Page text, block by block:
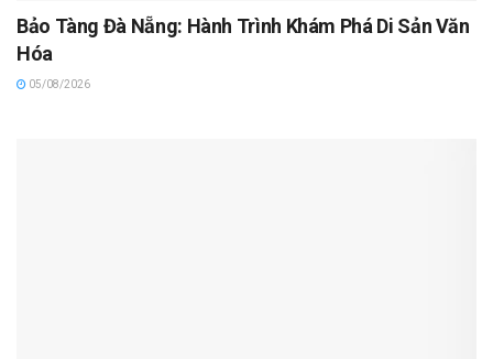
Bảo Tàng Đà Nẵng: Hành Trình Khám Phá Di Sản Văn
Hóa
05/08/2026